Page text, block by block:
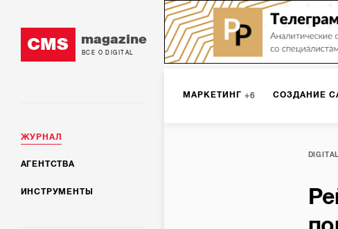
CMS magazine
ВСЕ О DIGITAL
ЖУРНАЛ
АГЕНТСТВА
ИНСТРУМЕНТЫ
МАРКЕТИНГ 6 СОЗДАНИЕ
ИНТЕРНЕТ-
МОБИЛЬНАЯ РАЗРАБОТКА
DIGITAL